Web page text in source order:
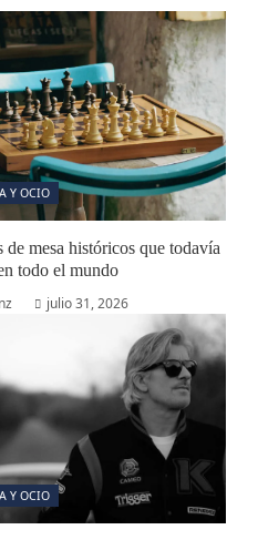
Y OCIO
de mesa históricos que todavía
todo el mundo
julio 31, 2026
Y OCIO